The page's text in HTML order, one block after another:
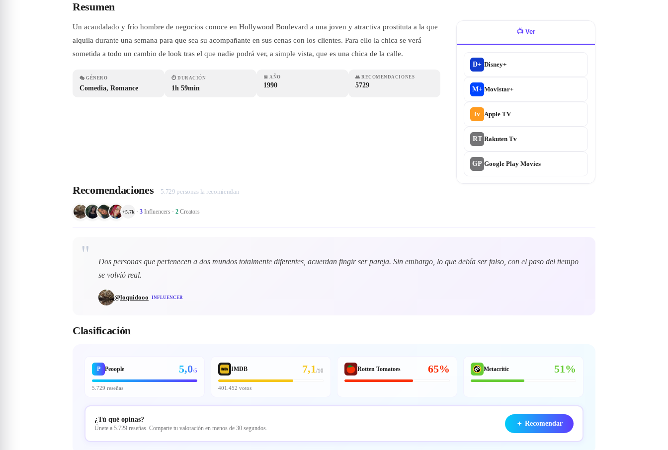
Resumen
Un acaudalado y frío hombre de negocios conoce en Hollywood Boulevard a una joven y atractiva prostituta a la que
alquila durante una semana para que sea su acompañante en sus cenas con los clientes. Para ello la chica se verá
sometida a todo un cambio de look tras el que nadie podrá ver, a simple vista, que es una chica de la calle.
🎭 GÉNERO
Comedia, Romance
⏱ DURACIÓN
1h 59min
📅 AÑO
1990
👥 RECOMENDACIONES
5729
📺 Ver
D+ Disney+
M+ Movistar+
tv Apple TV
RT Rakuten Tv
GP Google Play Movies
Recomendaciones 5.729 personas la recomiendan
+5.7k · 3 Influencers · 2 Creators
"
Dos personas que pertenecen a dos mundos totalmente diferentes, acuerdan fingir ser pareja. Sin embargo, lo que debía ser falso, con el paso del tiempo
se volvió real.
@loquidooo INFLUENCER
Clasificación
P Peoople 5,0/5
5.729 reseñas
IMDB 7,1/10
401.452 votos
Rotten Tomatoes 65% Metacritic 51%
¿Tú qué opinas?
Únete a 5.729 reseñas. Comparte tu valoración en menos de 30 segundos.
＋ Recomendar